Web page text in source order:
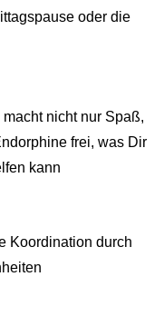
oder die
nicht nur Spaß,
frei, was Dir
kann
Koordination durch